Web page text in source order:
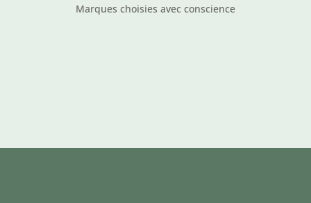
Marques choisies avec conscience